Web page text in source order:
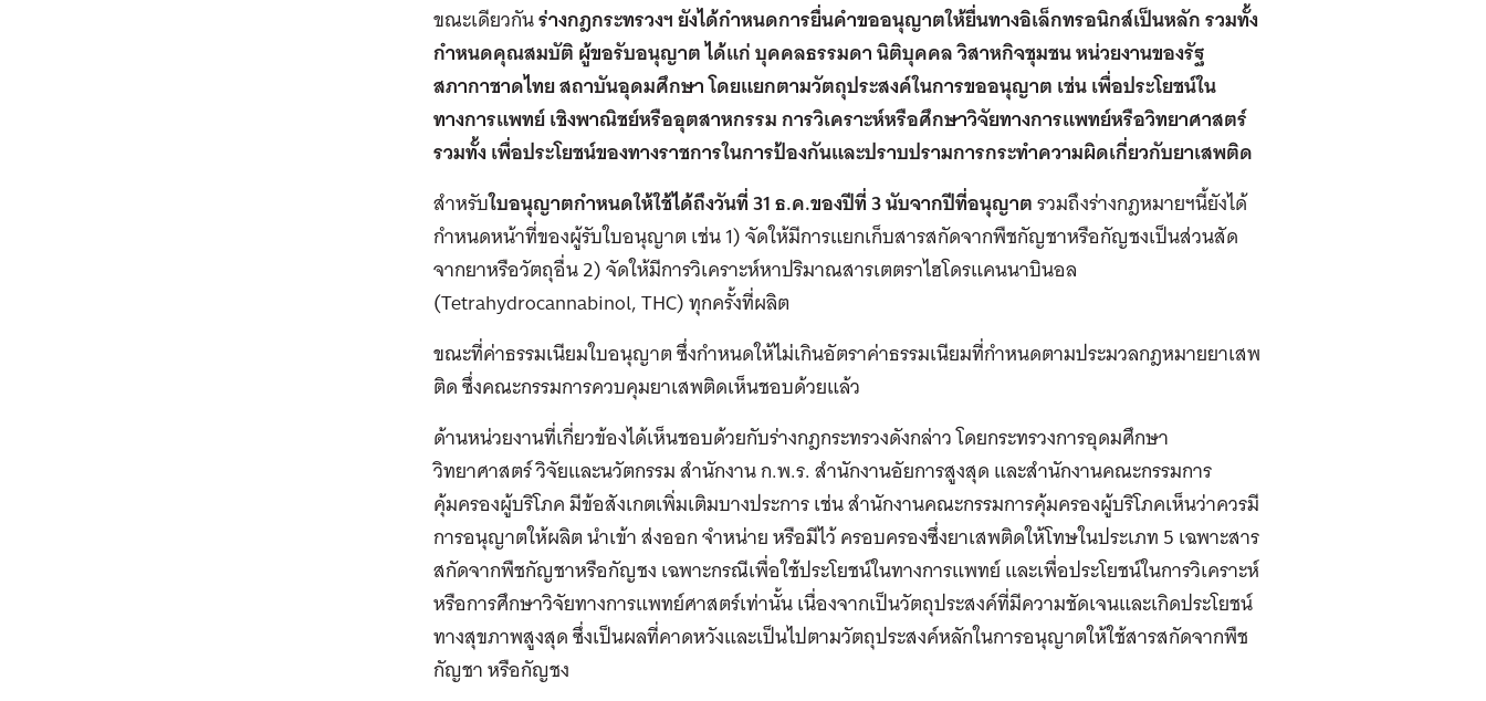
ขณะเดียวกันร่างกฎกระทรวงฯ ยังได้กําหนดการยื่นคําขออนุญาตให้ยื่นทางอิเล็กทรอนิกส์เป็นหลัก รวมทั้ง
กําหนดคุณสมบัติ ผู้ขอรับอนุญาต ได้แก่ บุคคลธรรมดา นิติบุคคล วิสาหกิจชุมชน หน่วยงานของรัฐ
สภากาชาดไทย สถาบันอุดมศึกษา โดยแยกตามวัตถุประสงค์ในการขออนุญาต เช่น เพื่อประโยชน์ใน
ทางการแพทย์ เชิงพาณิชย์หรืออุตสาหกรรม การวิเคราะห์หรือศึกษาวิจัยทางการแพทย์หรือวิทยาศาสตร์
รวมทั้ง เพื่อประโยชน์ของทางราชการในการป้องกันและปราบปรามการกระทําความผิดเกี่ยวกับยาเสพติด
สำหรับใบอนุญาตกำหนดให้ใช้ได้ถึงวันที่ 31 ธ.ค.ของปีที่ 3 นับจากปีที่อนุญาตรวมถึงร่างกฎหมายฯนี้ยังได้
กําหนดหน้าที่ของผู้รับใบอนุญาต เช่น 1) จัดให้มีการแยกเก็บสารสกัดจากพืชกัญชาหรือกัญชงเป็นส่วนสัด
จากยาหรือวัตถุอื่น 2) จัดให้มีการวิเคราะห์หาปริมาณสารเตตราไฮโดรแคนนาบินอล
(Tetrahydrocannabinol, THC) ทุกครั้งที่ผลิต
ขณะที่ค่าธรรมเนียมใบอนุญาต ซึ่งกำหนดให้ไม่เกินอัตราค่าธรรมเนียมที่กําหนดตามประมวลกฎหมายยาเสพ
ติด ซึ่งคณะกรรมการควบคุมยาเสพติดเห็นชอบด้วยแล้ว
ด้านหน่วยงานที่เกี่ยวข้องได้เห็นชอบด้วยกับร่างกฎกระทรวงดังกล่าว โดยกระทรวงการอุดมศึกษา
วิทยาศาสตร์ วิจัยและนวัตกรรม สํานักงาน ก.พ.ร. สํานักงานอัยการสูงสุด และสํานักงานคณะกรรมการ
คุ้มครองผู้บริโภค มีข้อสังเกตเพิ่มเติมบางประการ เช่น สํานักงานคณะกรรมการคุ้มครองผู้บริโภคเห็นว่าควรมี
การอนุญาตให้ผลิต นําเข้า ส่งออก จําหน่าย หรือมีไว้ ครอบครองซึ่งยาเสพติดให้โทษในประเภท 5 เฉพาะสาร
สกัดจากพืชกัญชาหรือกัญชง เฉพาะกรณีเพื่อใช้ประโยชน์ในทางการแพทย์ และเพื่อประโยชน์ในการวิเคราะห์
หรือการศึกษาวิจัยทางการแพทย์ศาสตร์เท่านั้น เนื่องจากเป็นวัตถุประสงค์ที่มีความชัดเจนและเกิดประโยชน์
ทางสุขภาพสูงสุด ซึ่งเป็นผลที่คาดหวังและเป็นไปตามวัตถุประสงค์หลักในการอนุญาตให้ใช้สารสกัดจากพืช
กัญชา หรือกัญชง